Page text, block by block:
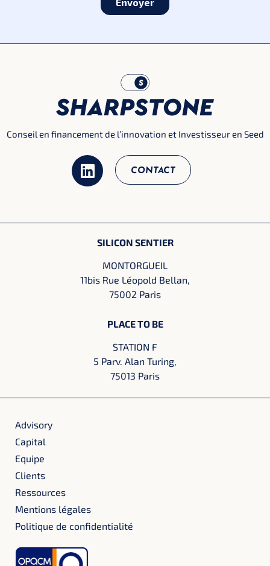
Conseil en financement de l’innovation et Investisseur en Seed
CONTACT
SILICON SENTIER
MONTORGUEIL
11bis Rue Léopold Bellan,
75002 Paris
PLACE TO BE
STATION F
5 Parv. Alan Turing,
75013 Paris
Advisory
Capital
Equipe
Clients
Ressources
Mentions légales
Politique de confidentialité